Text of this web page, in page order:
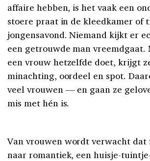
affaire hebben, is het vaak een
stoere praat in de kleedkamer of
jongensavond. Niemand kijkt er
een getrouwde man vreemdgaat.
een vrouw hetzelfde doet, krijgt
minachting, oordeel en spot.
veel vrouwen — en gaan ze
mis met hén is.
Van vrouwen wordt verwacht dat
naar romantiek, een huisje-